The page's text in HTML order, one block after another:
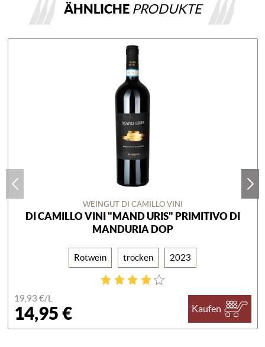
ÄHNLICHE PRODUKTE
WEINGUT DI CAMILLO VINI
DI CAMILLO VINI "MAND URIS" PRIMITIVO DI
MANDURIA DOP
Rotwein trocken 2023
19,93 €/L
14,95 € Kaufen